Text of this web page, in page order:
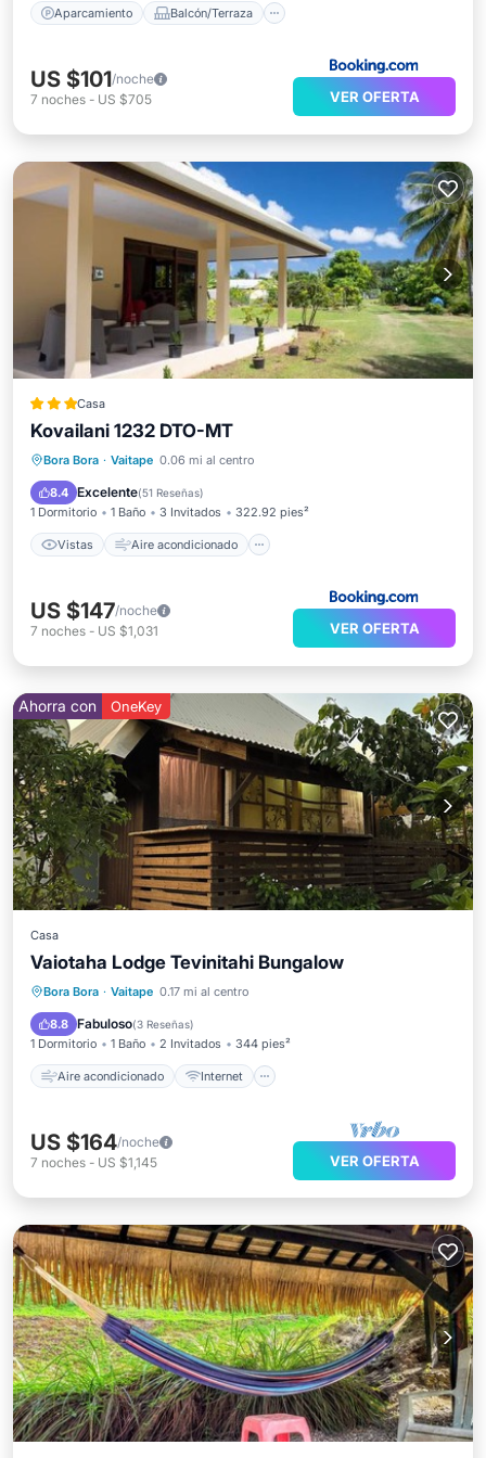
Aparcamiento Balcón/Terraza
US $101/noche
7 noches - US $705 VER OFERTA
Casa
Kovailani 1232 DTO-MT
Bora Bora · Vaitape 0.06 mi al centro
8.4 Excelente(51 Reseñas)
1 Dormitorio 1 Baño 3 Invitados 322.92 pies²
Vistas Aire acondicionado
Vistas Aire acondicionado
Apto para niños
US $147/noche
7 noches - US $1,031 VER OFERTA
Ahorra con OneKey
Casa
Vaiotaha Lodge Tevinitahi Bungalow
Bora Bora · Vaitape 0.17 mi al centro
8.8 Fabuloso(3 Reseñas)
1 Dormitorio 1 Baño 2 Invitados 344 pies²
Aire acondicionado Internet
Aire acondicionado
Apto para niños
US $164/noche
7 noches - US $1,145 VER OFERTA